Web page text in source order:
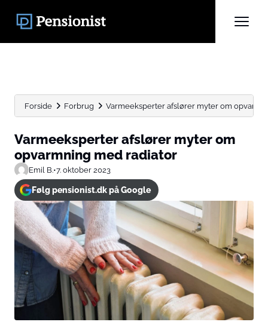
Forside Forbrug Varmeeksperter afslører myter om
Varmeeksperter afslører myter om
opvarmning med radiator
Emil B.•7. oktober 2023
Følg pensionist.dk på Google